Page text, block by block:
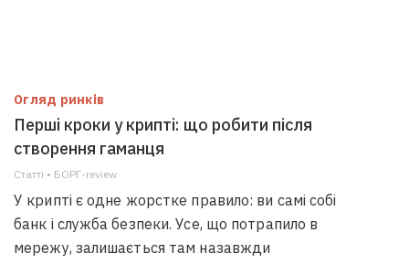
Огляд ринків
Перші кроки у крипті: що робити після
створення гаманця
Статті • БОРГ-review
У крипті є одне жорстке правило: ви самі собі
банк і служба безпеки. Усе, що потрапило в
мережу, залишається там назавжди